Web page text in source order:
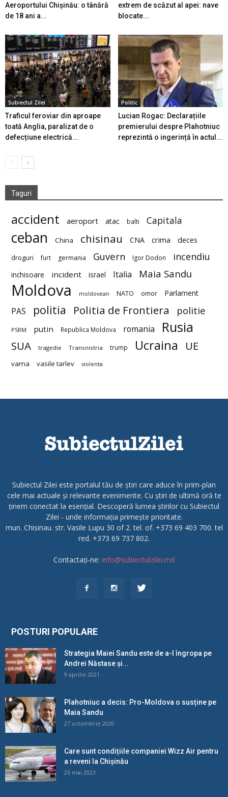
Aeroportului Chișinău: o tânără
de 18 ani a...
extrem de scăzut al apei: nave
blocate...
Subiectul Zilei
Traficul feroviar din aproape
toată Anglia, paralizat de o
defecțiune electrică...
Politic
Lucian Rogac: Declarațiile
premierului despre Plahotniuc
reprezintă o ingerință în actul...
Taguri
accident aeroport atac balti Capitala
ceban China chisinau CNA crima deces
droguri furt germania Guvern Igor Dodon incendiu
inchisoare incident israel Italia Maia Sandu
Moldova moldovean NATO omor Parlament
PAS politia Politia de Frontiera politie
PSRM putin Republica Moldova romania Rusia
SUA tragedie Transnistria trump Ucraina UE
vama vasile tarlev violenta
Subiectul Zilei este portalul tău de știri care aduce în prim-plan
cele mai actuale și relevante evenimente. Cu știri de ultimă oră te
ținem conectat la esențial. Descoperă lumea știrilor cu Subiectul
Zilei - unde informația primește prioritate.
mun. Chisinau. str. Vasile Lupu 30 of 2. tel. of. +373 69 403 700. tel
red. +373 69 737 802.
Contactați-ne: info@subiectulzilei.md
POSTURI POPULARE
Strategia Maiei Sandu este de a-l îngropa pe
Andrei Năstase și...
9 aprilie 2021
Plahotniuc a decis: Pro-Moldova o susține pe
Maia Sandu
27 octombrie 2020
Care sunt condițiile companiei Wizz Air pentru
a reveni la Chișinău
25 mai 2023